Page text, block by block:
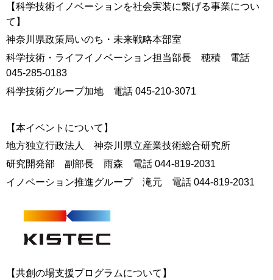
【科学技術イノベーションを社会実装に繋げる事業につい
て】
神奈川県政策局いのち・未来戦略本部室
科学技術・ライフイノベーション担当部長 穂積 電話
045-285-0183
科学技術グループ加地 電話 045-210-3071
【本イベントについて】
地方独立行政法人 神奈川県立産業技術総合研究所
研究開発部 副部長 雨森 電話 044-819-2031
イノベーション推進グループ 滝元 電話 044-819-2031
【共創の場支援プログラムについて】